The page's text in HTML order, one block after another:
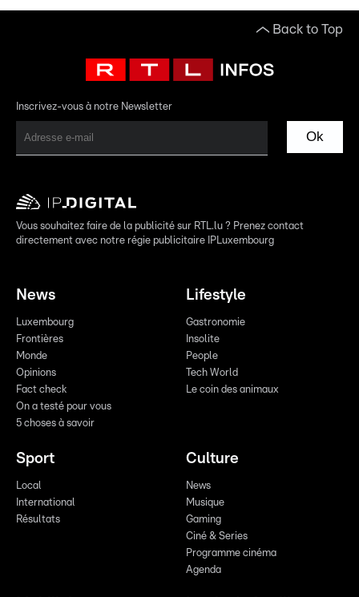
Back to Top
Inscrivez-vous à notre Newsletter
Ok
Vous souhaitez faire de la publicité sur RTL.lu ? Prenez contact
directement avec notre régie publicitaire IPLuxembourg
News
Luxembourg
Frontières
Monde
Opinions
Fact check
On a testé pour vous
5 choses à savoir
Lifestyle
Gastronomie
Insolite
People
Tech World
Le coin des animaux
Sport
Local
International
Résultats
Culture
News
Musique
Gaming
Ciné & Series
Programme cinéma
Agenda